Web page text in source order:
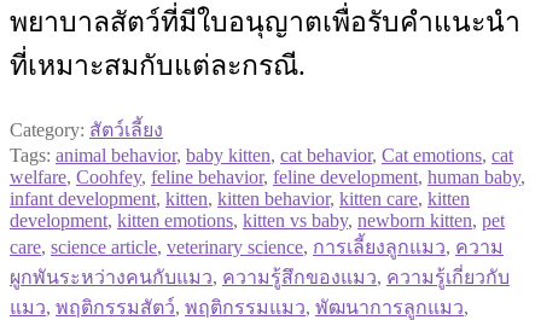
พยาบาลสัตว์ที่มีใบอนุญาตเพื่อรับคำแนะนำ
ที่เหมาะสมกับแต่ละกรณี.
Category: สัตว์เลี้ยง
Tags: animal behavior, baby kitten, cat behavior, Cat emotions, cat
welfare, Coohfey, feline behavior, feline development, human baby,
infant development, kitten, kitten behavior, kitten care, kitten
development, kitten emotions, kitten vs baby, newborn kitten, pet
care, science article, veterinary science, การเลี้ยงลูกแมว, ความ
ผูกพันระหว่างคนกับแมว, ความรู้สึกของแมว, ความรู้เกี่ยวกับ
แมว, พฤติกรรมสัตว์, พฤติกรรมแมว, พัฒนาการลูกแมว,